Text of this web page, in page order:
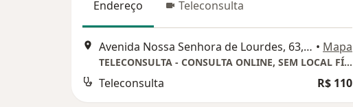
Endereço Teleconsulta
Avenida Nossa Senhora de Lourdes, 63, Curitiba • Mapa
TELECONSULTA - CONSULTA ONLINE, SEM LOCAL FÍSICO.
Teleconsulta R$ 110